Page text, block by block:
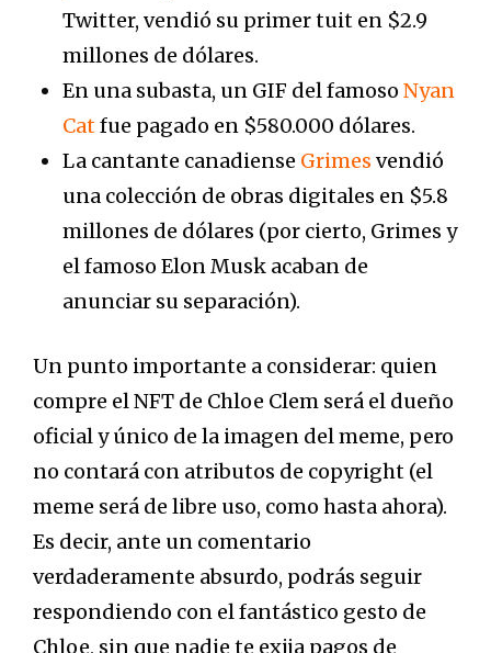
Twitter, vendió su primer tuit en $2.9
millones de dólares.
En una subasta, un GIF del famoso Nyan
Catfue pagado en $580.000 dólares.
La cantante canadiense Grimes vendió
una colección de obras digitales en $5.8
millones de dólares (por cierto, Grimes y
el famoso Elon Musk acaban de
anunciar su separación).
Un punto importante a considerar: quien
compre el NFT de Chloe Clem será el dueño
oficial y único de la imagen del meme, pero
no contará con atributos de copyright (el
meme será de libre uso, como hasta ahora).
Es decir, ante un comentario
verdaderamente absurdo, podrás seguir
respondiendo con el fantástico gesto de
Chloe, sin que nadie te exija pagos de